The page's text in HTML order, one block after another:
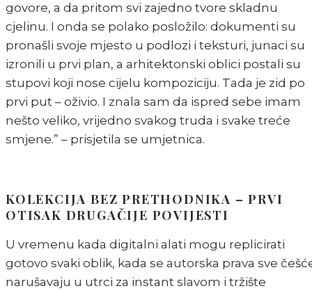
govore, a da pritom svi zajedno tvore skladnu
cjelinu. I onda se polako posložilo: dokumenti su
pronašli svoje mjesto u podlozi i teksturi, junaci su
izronili u prvi plan, a arhitektonski oblici postali su
stupovi koji nose cijelu kompoziciju. Tada je zid po
prvi put – oživio. I znala sam da ispred sebe imam
nešto veliko, vrijedno svakog truda i svake treće
smjene.” – prisjetila se umjetnica.
KOLEKCIJA BEZ PRETHODNIKA – PRVI
OTISAK DRUGAČIJE POVIJESTI
U vremenu kada digitalni alati mogu replicirati
gotovo svaki oblik, kada se autorska prava sve
narušavaju u utrci za instant slavom i tržište